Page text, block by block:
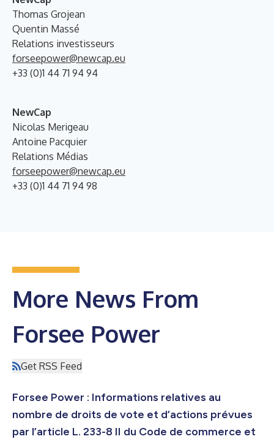
Thomas Grojean
Quentin Massé
Relations investisseurs
forseepower@newcap.eu
+33 (0)1 44 71 94 94
NewCap
Nicolas Merigeau
Antoine Pacquier
Relations Médias
forseepower@newcap.eu
+33 (0)1 44 71 94 98
More News From
Forsee Power
Get RSS Feed
Forsee Power : Informations relatives au
nombre de droits de vote et d’actions prévues
par l’article L. 233-8 II du Code de commerce et